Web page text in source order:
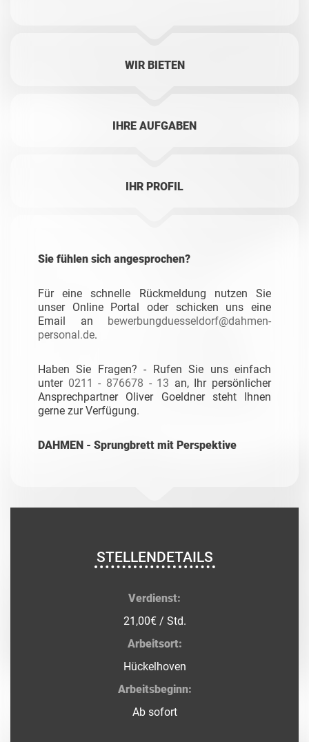
WIR BIETEN
IHRE AUFGABEN
IHR PROFIL
Sie fühlen sich angesprochen?
Für eine schnelle Rückmeldung nutzen Sie
unser Online Portal oder schicken uns eine
Email an bewerbungduesseldorf@dahmen-
personal.de.
Haben Sie Fragen? - Rufen Sie uns einfach
unter 0211 - 876678 - 13 an, Ihr persönlicher
Ansprechpartner Oliver Goeldner steht Ihnen
gerne zur Verfügung.
DAHMEN - Sprungbrett mit Perspektive
STELLENDETAILS
Verdienst:
21,00€ / Std.
Arbeitsort:
Hückelhoven
Arbeitsbeginn:
Ab sofort